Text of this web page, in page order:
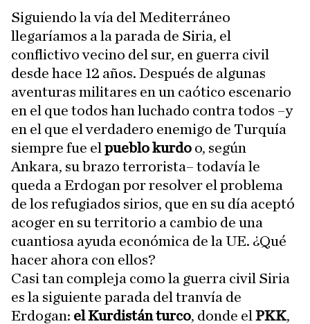
Siguiendo la vía del Mediterráneo
llegaríamos a la parada de Siria, el
conflictivo vecino del sur, en guerra civil
desde hace 12 años. Después de algunas
aventuras militares en un caótico escenario
en el que todos han luchado contra todos –y
en el que el verdadero enemigo de Turquía
siempre fue el pueblo kurdo o, según
Ankara, su brazo terrorista– todavía le
queda a Erdogan por resolver el problema
de los refugiados sirios, que en su día aceptó
acoger en su territorio a cambio de una
cuantiosa ayuda económica de la UE. ¿Qué
hacer ahora con ellos?
Casi tan compleja como la guerra civil Siria
es la siguiente parada del tranvía de
Erdogan: el Kurdistán turco, donde el PKK,